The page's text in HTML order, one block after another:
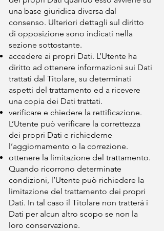
una base giuridica diversa dal
consenso. Ulteriori dettagli sul diritto
di opposizione sono indicati nella
sezione sottostante.
accedere ai propri Dati. L’Utente ha
diritto ad ottenere informazioni sui Dati
trattati dal Titolare, su determinati
aspetti del trattamento ed a ricevere
una copia dei Dati trattati.
verificare e chiedere la rettificazione.
L’Utente può verificare la correttezza
dei propri Dati e richiederne
l’aggiornamento o la correzione.
ottenere la limitazione del trattamento.
Quando ricorrono determinate
condizioni, l’Utente può richiedere la
limitazione del trattamento dei propri
Dati. In tal caso il Titolare non tratterà i
Dati per alcun altro scopo se non la
loro conservazione.